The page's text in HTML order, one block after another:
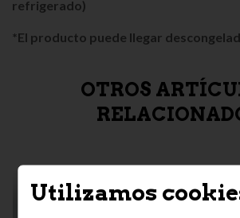
refrigerado)
*El producto puede llegar
OTROS
Utilizamos